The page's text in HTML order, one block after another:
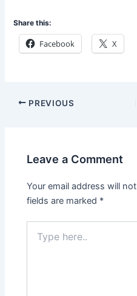
Share this:
Facebook X
PREVIOUS
Leave a Comment
Your email address will
fields are marked *
here..